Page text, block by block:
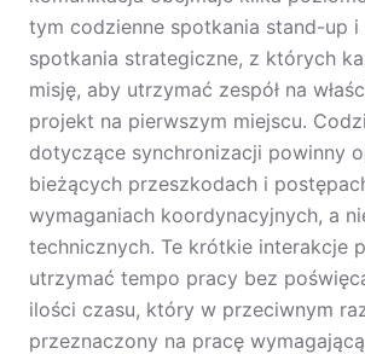
tym codzienne spotkania stand-up
spotkania strategiczne, z których
misję, aby utrzymać zespół na
projekt na pierwszym miejscu.
dotyczące synchronizacji powinny
bieżących przeszkodach i
wymaganiach koordynacyjnych, a
technicznych. Te krótkie interakcje
utrzymać tempo pracy bez
ilości czasu, który w przeciwnym
przeznaczony na pracę